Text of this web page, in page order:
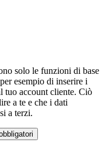
solo le funzioni di base
esempio di inserire i
tuo account cliente. Ciò
a te e che i dati
a terzi.